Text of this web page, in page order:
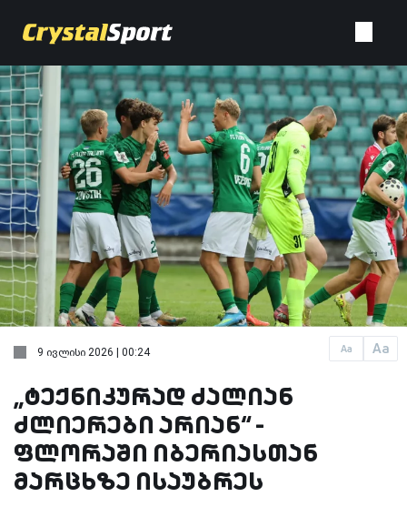
Aa Aa
9 ივლისი 2026 | 00:24
„ტექნიკურად ძალიან
ძლიერები არიან“ -
ფლორაში იბერიასთან
მარცხზე ისაუბრეს